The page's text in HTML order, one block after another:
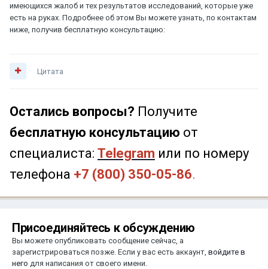
имеющихся жалоб и тех результатов исследований, которые уже
есть на руках. Подробнее об этом Вы можете узнать, по контактам
ниже, получив бесплатную консультацию:
Цитата
Остались вопросы? Получите
бесплатную консультацию от
специалиста: Telegram или по номеру
телефона +7 (800) 350-05-86.
Присоединяйтесь к обсуждению
Вы можете опубликовать сообщение сейчас, а
зарегистрироваться позже. Если у вас есть аккаунт, войдите в
него для написания от своего имени.